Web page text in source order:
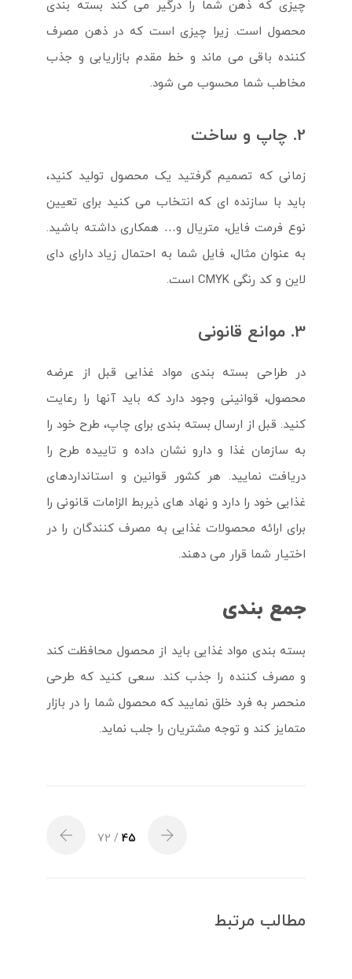
چیزی که ذهن شما را درگیر می کند بسته بندی
محصول است. زیرا چیزی است که در ذهن مصرف
کننده باقی می ماند و خط مقدم بازاریابی و جذب
مخاطب شما محسوب می شود.
2. چاپ و ساخت
زمانی که تصمیم گرفتید یک محصول تولید کنید،
باید با سازنده ای که انتخاب می کنید برای تعیین
نوع فرمت فایل، متریال و… همکاری داشته باشید.
به عنوان مثال، فایل شما به احتمال زیاد دارای دای
لاین و کد رنگی CMYK است.
3. موانع قانونی
در طراحی بسته بندی مواد غذایی قبل از عرضه
محصول، قوانینی وجود دارد که باید آنها را رعایت
کنید. قبل از ارسال بسته بندی برای چاپ، طرح خود را
به سازمان غذا و دارو نشان داده و تاییده طرح را
دریافت نمایید. هر کشور قوانین و استانداردهای
غذایی خود را دارد و نهاد های ذیربط الزامات قانونی را
برای ارائه محصولات غذایی به مصرف کنندگان را در
اختیار شما قرار می دهند.
جمع بندی
بسته بندی مواد غذایی باید از محصول محافظت کند
و مصرف کننده را جذب کند. سعی کنید که طرحی
منحصر به فرد خلق نمایید که محصول شما را در بازار
متمایز کند و توجه مشتریان را جلب نماید.
45
/ 72
مطالب مرتبط